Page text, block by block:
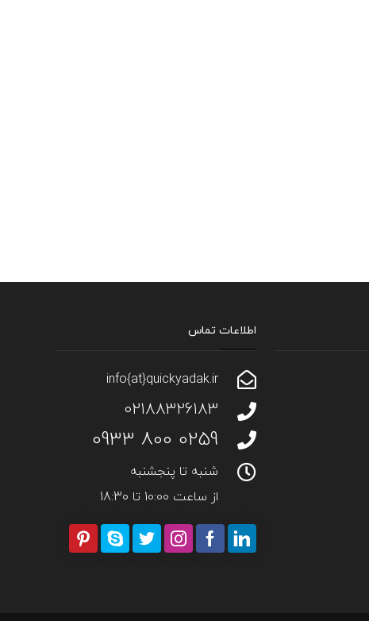
اطلاعات تماس
info{at}quickyadak.ir
02188326183
0259 800 0933
شنبه تا پنجشنبه
از ساعت 10:00 تا 18:30